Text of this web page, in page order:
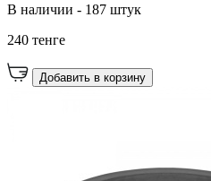
В наличии - 187 штук
240 тенге
Добавить в корзину